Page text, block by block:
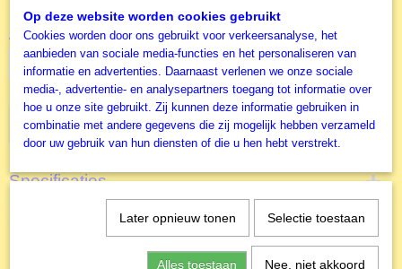
Op voorraad
Aantal
IN WINKELWAGEN
Specificaties
Op deze website worden cookies gebruikt
Cookies worden door ons gebruikt voor verkeersanalyse, het
aanbieden van sociale media-functies en het personaliseren van
informatie en advertenties. Daarnaast verlenen we onze sociale
media-, advertentie- en analysepartners toegang tot informatie over
hoe u onze site gebruikt. Zij kunnen deze informatie gebruiken in
combinatie met andere gegevens die zij mogelijk hebben verzameld
door uw gebruik van hun diensten of die u hen hebt verstrekt.
Later opnieuw tonen Selectie toestaan
Alles toestaan Nee, niet akkoord